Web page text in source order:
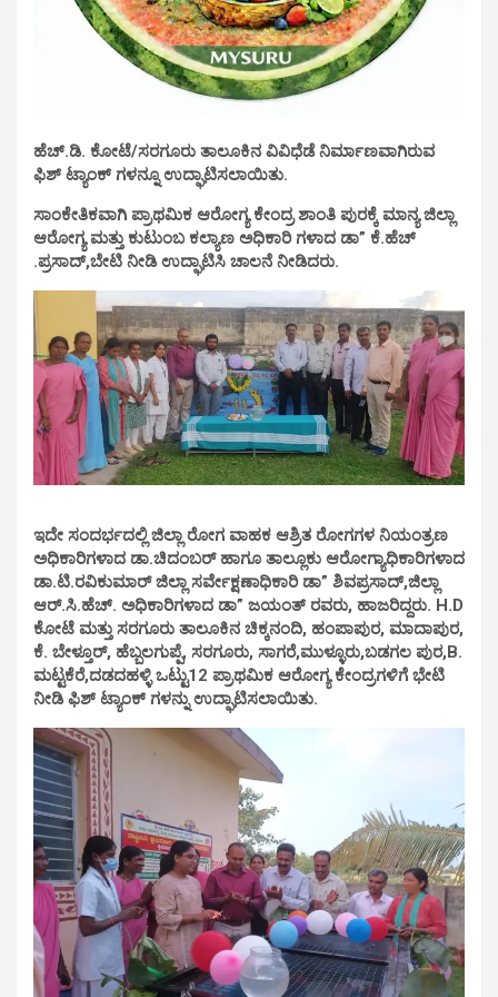
ಹೆಚ್.ಡಿ. ಕೋಟೆ/ಸರಗೂರು ತಾಲೂಕಿನ ವಿವಿಧೆಡೆ ನಿರ್ಮಾಣವಾಗಿರುವ
ಫಿಶ್ ಟ್ಯಾಂಕ್ ಗಳನ್ನೂ ಉದ್ಘಾಟಿಸಲಾಯಿತು.
ಸಾಂಕೇತಿಕವಾಗಿ ಪ್ರಾಥಮಿಕ ಆರೋಗ್ಯ ಕೇಂದ್ರ ಶಾಂತಿ ಪುರಕ್ಕೆ ಮಾನ್ಯ ಜಿಲ್ಲಾ
ಆರೋಗ್ಯ ಮತ್ತು ಕುಟುಂಬ ಕಲ್ಯಾಣ ಅಧಿಕಾರಿ ಗಳಾದ ಡಾ” ಕೆ.ಹೆಚ್
.ಪ್ರಸಾದ್,ಬೇಟಿ ನೀಡಿ ಉದ್ಘಾಟಿಸಿ ಚಾಲನೆ ನೀಡಿದರು.
ಇದೇ ಸಂದರ್ಭದಲ್ಲಿ ಜಿಲ್ಲಾ ರೋಗ ವಾಹಕ ಆಶ್ರಿತ ರೋಗಗಳ ನಿಯಂತ್ರಣ
ಅಧಿಕಾರಿಗಳಾದ ಡಾ.ಚಿದಂಬರ್ ಹಾಗೂ ತಾಲ್ಲೂಕು ಆರೋಗ್ಯಾಧಿಕಾರಿಗಳಾದ
ಡಾ.ಟಿ.ರವಿಕುಮಾರ್ ಜಿಲ್ಲಾ ಸರ್ವೇಕ್ಷಣಾಧಿಕಾರಿ ಡಾ” ಶಿವಪ್ರಸಾದ್,ಜಿಲ್ಲಾ
ಆರ್.ಸಿ.ಹೆಚ್. ಅಧಿಕಾರಿಗಳಾದ ಡಾ” ಜಯಂತ್ ರವರು, ಹಾಜರಿದ್ದರು. H.D
ಕೋಟೆ ಮತ್ತು ಸರಗೂರು ತಾಲೂಕಿನ ಚಿಕ್ಕನಂದಿ, ಹಂಪಾಪುರ, ಮಾದಾಪುರ,
ಕೆ. ಬೇಳ್ತೂರ್, ಹೆಬ್ಬಲಗುಪ್ಪೆ, ಸರಗೂರು, ಸಾಗರೆ,ಮುಳ್ಳೂರು,ಬಡಗಲ ಪುರ,B.
ಮಟ್ಟಕೆರೆ,ದಡದಹಳ್ಳಿ ಒಟ್ಟು12 ಪ್ರಾಥಮಿಕ ಆರೋಗ್ಯ ಕೇಂದ್ರಗಳಿಗೆ ಭೇಟಿ
ನೀಡಿ ಫಿಶ್ ಟ್ಯಾಂಕ್ ಗಳನ್ನು ಉದ್ಘಾಟಿಸಲಾಯಿತು.